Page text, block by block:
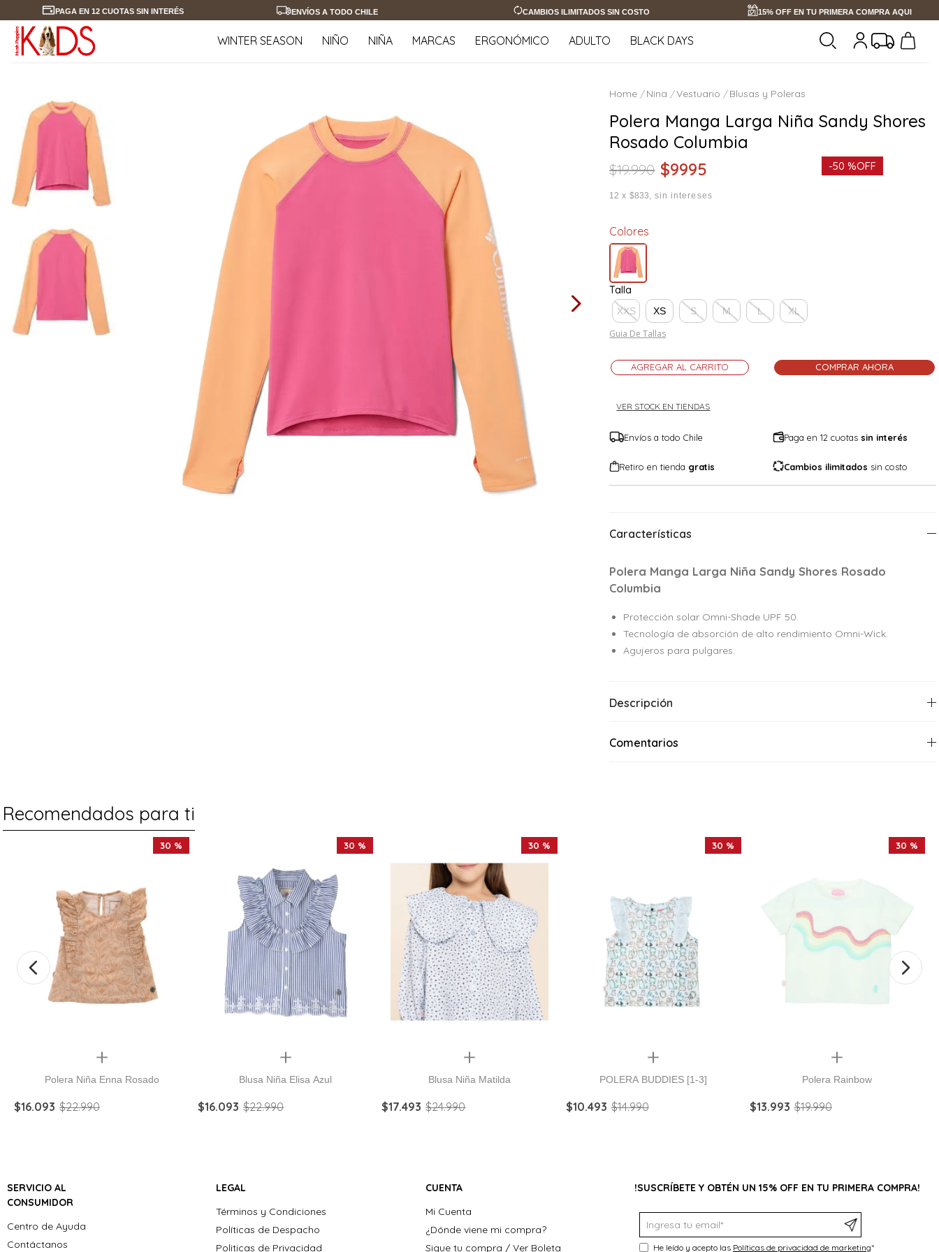
PAGA EN 12 CUOTAS SIN INTERÉS ENVÍOS A TODO CHILE CAMBIOS ILIMITADOS SIN COSTO 15% OFF EN TU PRIMERA COMPRA AQUI
WINTER SEASON NIÑO NIÑA MARCAS ERGONÓMICO ADULTO BLACK DAYS
Nina Vestuario Blusas y Poleras
Polera Manga Larga Niña Sandy Shores
Rosado Columbia
$19.990 $9995
12 x $833 sin intereses
-50 %OFF
Colores
Talla
XXS XS S M L XL
Guia De Tallas
AGREGAR AL CARRITO COMPRAR AHORA
VER STOCK EN TIENDAS
Envíos a todo Chile Paga en 12 cuotassin interés
Retiro en tienda gratis Cambios ilimitados sin costo
Características
Polera Manga Larga Niña Sandy Shores Rosado
Columbia
Protección solar Omni-Shade UPF 50.
Tecnología de absorción de alto rendimiento Omni-Wick.
Agujeros para pulgares.
Descripción
Comentarios
Recomendados para ti
30 %
Quickview
Polera Niña Enna Rosado
$16.093 $22.990
30 %
Quickview
Blusa Niña Elisa Azul
$16.093 $22.990
30 %
Quickview
Blusa Niña Matilda
$17.493 $24.990
30 %
Quickview
POLERA BUDDIES [1-3]
$10.493 $14.990
30 %
Quickview
Polera Rainbow
$13.993 $19.990
SERVICIO AL
CONSUMIDOR
Centro de Ayuda
Contáctanos
LEGAL
Términos y Condiciones
Políticas de Despacho
Politicas de Privacidad
CUENTA
Mi Cuenta
¿Dónde viene mi compra?
Sigue tu compra / Ver Boleta
!SUSCRÍBETE Y OBTÉN UN 15% OFF EN TU PRIMERA COMPRA!
He leído y acepto las Políticas de privacidad de marketing*